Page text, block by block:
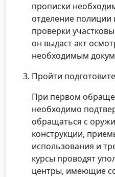
прописки
отделение полиции
проверки
он выдаст акт
необходимым
Пройти
При первом
необходимо
обращаться с
конструкции,
использования и
курсы проводят
центры, имеющие